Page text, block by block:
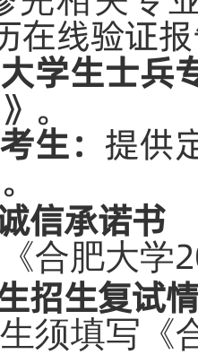
在线验证
学生士兵
。
生： 提供
信承诺书
合肥大学
招生复试
须填写《